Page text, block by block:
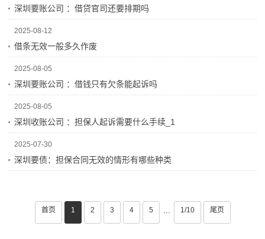
深圳要账公司 ：借贷官司还要排期吗
2025-08-12
借条无效一般多久作废
2025-08-05
深圳要账公司 ：借钱只有欠条能起诉吗
2025-08-05
深圳收账公司 ：担保人起诉需要什么手续_1
2025-07-30
深圳要债：担保合同无效的情形有哪些种类
首页 1 2 3 4 5 ··· 1/10 尾页